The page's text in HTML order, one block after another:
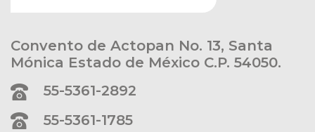
Convento de Actopan No. 13, Santa
Mónica Estado de México C.P. 54050.
55-5361-2892
55-5361-1785